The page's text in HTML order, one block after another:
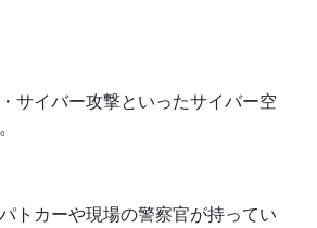
サイバー攻撃といったサイバー空
トカーや現場の警察官が持ってい